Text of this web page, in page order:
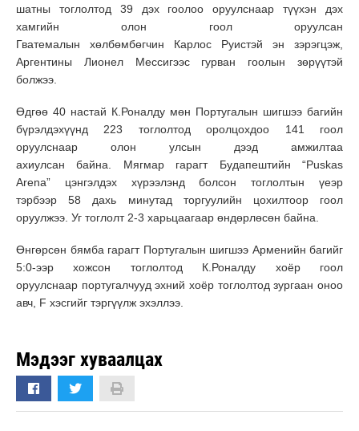
шатны тоглолтод 39 дэх гоолоо оруулснаар түүхэн дэх
хамгийн олон гоол оруулсан
Гватемалын хөлбөмбөгчин Карлос Руистэй эн зэрэгцэж,
Аргентины Лионел Мессигээс гурван гоолын зөрүүтэй
болжээ.
Өдгөө 40 настай К.Роналду мөн Португалын шигшээ багийн
бүрэлдэхүүнд 223 тоглолтод оролцохдоо 141 гоол
оруулснаар олон улсын дээд амжилтаа
ахиулсан байна. Мягмар гарагт Будапештийн “Puskas
Arena” цэнгэлдэх хүрээлэнд болсон тоглолтын үеэр
тэрбээр 58 дахь минутад торгуулийн цохилтоор гоол
оруулжээ. Уг тоглолт 2-3 харьцаагаар өндөрлөсөн байна.
Өнгөрсөн бямба гарагт Португалын шигшээ Арменийн багийг
5:0-ээр хожсон тоглолтод К.Роналду хоёр гоол
оруулснаар португалчууд эхний хоёр тоглолтод зургаан оноо
авч, F хэсгийг тэргүүлж эхэллээ.
Мэдээг хуваалцах